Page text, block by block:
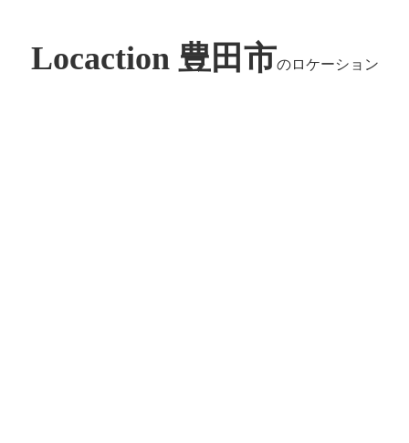
Locaction 豊田市のロケーション